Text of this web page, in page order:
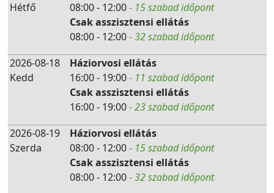
Hétfő
08:00 - 12:00- 15 szabad időpont
Csak asszisztensi ellátás
08:00 - 12:00- 32 szabad időpont
2026-08-18
Kedd
Háziorvosi ellátás
16:00 - 19:00- 11 szabad időpont
Csak asszisztensi ellátás
16:00 - 19:00- 23 szabad időpont
2026-08-19
Szerda
Háziorvosi ellátás
08:00 - 12:00- 15 szabad időpont
Csak asszisztensi ellátás
08:00 - 12:00- 32 szabad időpont